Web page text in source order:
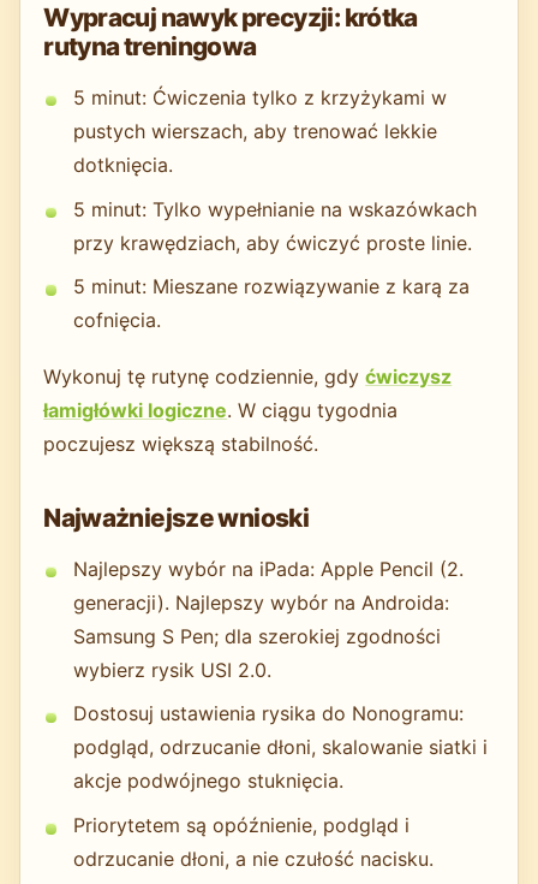
Wypracuj nawyk precyzji: krótka
rutyna treningowa
5 minut: Ćwiczenia tylko z krzyżykami w
pustych wierszach, aby trenować lekkie
dotknięcia.
5 minut: Tylko wypełnianie na wskazówkach
przy krawędziach, aby ćwiczyć proste linie.
5 minut: Mieszane rozwiązywanie z karą za
cofnięcia.
Wykonuj tę rutynę codziennie, gdyćwiczysz
łamigłówki logiczne. W ciągu tygodnia
poczujesz większą stabilność.
Najważniejsze wnioski
Najlepszy wybór na iPada: Apple Pencil (2.
generacji). Najlepszy wybór na Androida:
Samsung S Pen; dla szerokiej zgodności
wybierz rysik USI 2.0.
Dostosuj ustawienia rysika do Nonogramu:
podgląd, odrzucanie dłoni, skalowanie siatki i
akcje podwójnego stuknięcia.
Priorytetem są opóźnienie, podgląd i
odrzucanie dłoni, a nie czułość nacisku.